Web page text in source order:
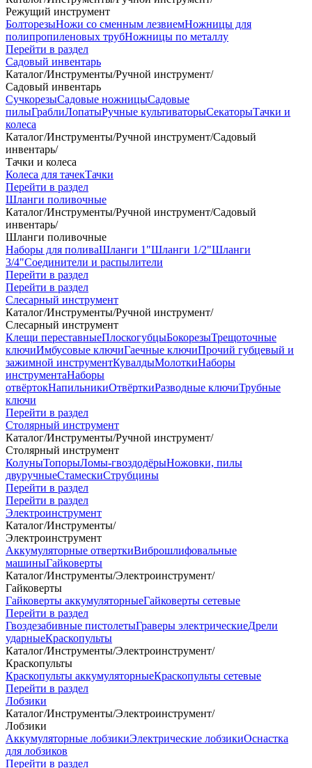
Режущий инструмент
БолторезыНожи со сменным лезвиемНожницы для
полипропиленовых трубНожницы по металлу
Перейти в раздел
Садовый инвентарь
Каталог/Инструменты/Ручной инструмент/
Садовый инвентарь
СучкорезыСадовые ножницыСадовые
пилыГраблиЛопатыРучные культиваторыСекаторыТачки и
колеса
Каталог/Инструменты/Ручной инструмент/Садовый
инвентарь/
Тачки и колеса
Колеса для тачекТачки
Перейти в раздел
Шланги поливочные
Каталог/Инструменты/Ручной инструмент/Садовый
инвентарь/
Шланги поливочные
Наборы для поливаШланги 1"Шланги 1/2"Шланги
3/4"Соединители и распылители
Перейти в раздел
Перейти в раздел
Слесарный инструмент
Каталог/Инструменты/Ручной инструмент/
Слесарный инструмент
Клещи переставныеПлоскогубцыБокорезыТрещоточные
ключиИмбусовые ключиГаечные ключиПрочий губцевый и
зажимной инструментКувалдыМолоткиНаборы
инструментаНаборы
отвёртокНапильникиОтвёрткиРазводные ключиТрубные
ключи
Перейти в раздел
Столярный инструмент
Каталог/Инструменты/Ручной инструмент/
Столярный инструмент
КолуныТопорыЛомы-гвоздодёрыНожовки, пилы
двуручныеСтамескиСтрубцины
Перейти в раздел
Перейти в раздел
Электроинструмент
Каталог/Инструменты/
Электроинструмент
Аккумуляторные отверткиВиброшлифовальные
машиныГайковерты
Каталог/Инструменты/Электроинструмент/
Гайковерты
Гайковерты аккумуляторныеГайковерты сетевые
Перейти в раздел
Гвоздезабивные пистолетыГраверы электрическиеДрели
ударныеКраскопульты
Каталог/Инструменты/Электроинструмент/
Краскопульты
Краскопульты аккумуляторныеКраскопульты сетевые
Перейти в раздел
Лобзики
Каталог/Инструменты/Электроинструмент/
Лобзики
Аккумуляторные лобзикиЭлектрические лобзикиОснастка
для лобзиков
Перейти в раздел